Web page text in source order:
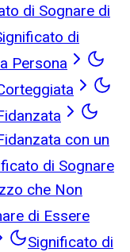
di Sognare di
di
Persona
con un
di Sognare
che Non
di Essere
Significato di